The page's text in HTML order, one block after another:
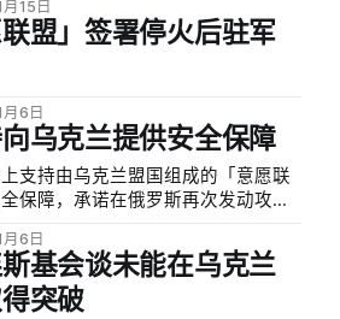
15日
盟」签署停火后驻军
6日
乌克兰提供安全保障
支持由乌克兰盟国组成的「意愿联
保障，承诺在俄罗斯再次发动攻击
婿库什纳（Jared Kushner）出席
特朗普「坚定支持安全协议」，这
6日
基会谈未能在乌克兰
突破